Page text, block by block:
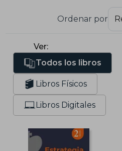
Ordenar por
Ver:
Todos los libros
Libros Físicos
Libros Digitales